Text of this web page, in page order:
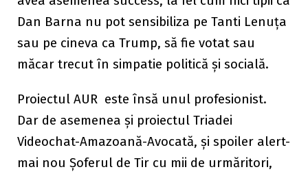
Dan Barna nu pot sensibiliza pe Tanti Lenuța
sau pe cineva ca Trump, să fie votat sau
măcar trecut în simpatie politică și socială.
Proiectul AUR este însă unul profesionist.
Dar de asemenea și proiectul Triadei
Videochat-Amazoană-Avocată, și spoiler alert-
mai nou Șoferul de Tir cu mii de urmăritori,